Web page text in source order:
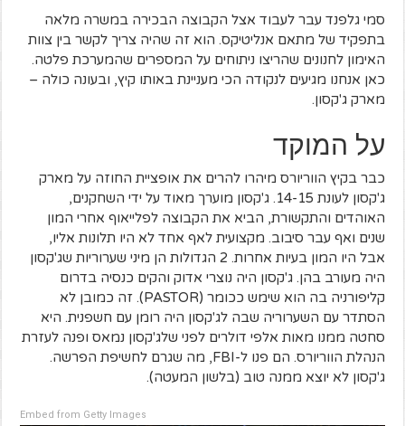
סמי גלפנד עבר לעבוד אצל הקבוצה הבכירה במשרה מלאה
בתפקיד של מתאם אנליטיקס. הוא זה שהיה צריך לקשר בין צוות
האימון לחנונים שהריצו ניתוחים על המספרים שהמערכת פלטה.
כאן אנחנו מגיעים לנקודה הכי מעניינת באותו קיץ, ובעונה כולה –
מארק ג'קסון.
על המוקד
כבר בקיץ הווריורס מיהרו להרים את אופציית החוזה על מארק
ג'קסון לעונת 14-15. ג'קסון מוערך מאוד על ידי השחקנים,
האוהדים והתקשורת, הביא את הקבוצה לפלייאוף אחרי המון
שנים ואף עבר סיבוב. מקצועית לאף אחד לא היו תלונות אליו,
אבל היו המון בעיות אחרות. 2 הגדולות הן מיני שערוריות שג'קסון
היה מעורב בהן. ג'קסון היה נוצרי אדוק והקים כנסיה בדרום
קליפורניה בה הוא שימש ככומר (PASTOR). זה כמובן לא
הסתדר עם השערוריה שבה לג'קסון היה רומן עם חשפנית. היא
סחטה ממנו מאות אלפי דולרים לפני שלג'קסון נמאס ופנה לעזרת
הנהלת הווריורס. הם פנו ל-FBI, מה שגרם לחשיפת הפרשה.
ג'קסון לא יוצא ממנה טוב (בלשון המעטה).
Embed from Getty Images